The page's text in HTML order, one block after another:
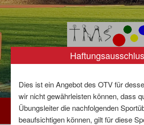
Zum
Inhalt
springen
Menü
Dies ist ein Angebot des OTV für
wir nicht gewährleisten können, dass
Übungsleiter die nachfolgenden
beaufsichtigen können, gilt für diese